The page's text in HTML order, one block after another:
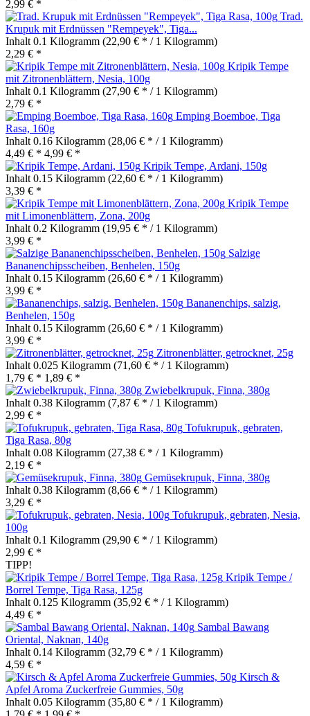
2,99 € *
Trad.
Krupuk mit Erdnüssen "Rempeyek", Tiga...
Inhalt 0.1 Kilogramm (22,90 € * / 1 Kilogramm)
2,29 € *
Kripik Tempe
mit Zitronenblättern, Nesia, 100g
Inhalt 0.1 Kilogramm (27,90 € * / 1 Kilogramm)
2,79 € *
Emping Boemboe, Tiga
Rasa, 160g
Inhalt 0.16 Kilogramm (28,06 € * / 1 Kilogramm)
4,49 € * 4,99 € *
Kripik Tempe, Ardani, 150g
Inhalt 0.15 Kilogramm (22,60 € * / 1 Kilogramm)
3,39 € *
Kripik Tempe
mit Limonenblättern, Zona, 200g
Inhalt 0.2 Kilogramm (19,95 € * / 1 Kilogramm)
3,99 € *
Salzige
Bananenchipsscheiben, Benhelen, 150g
Inhalt 0.15 Kilogramm (26,60 € * / 1 Kilogramm)
3,99 € *
Bananenchips, salzig,
Benhelen, 150g
Inhalt 0.15 Kilogramm (26,60 € * / 1 Kilogramm)
3,99 € *
Zitronenblätter, getrocknet, 25g
Inhalt 0.025 Kilogramm (71,60 € * / 1 Kilogramm)
1,79 € * 1,89 € *
Zwiebelkrupuk, Finna, 380g
Inhalt 0.38 Kilogramm (7,87 € * / 1 Kilogramm)
2,99 € *
Tofukrupuk, gebraten,
Tiga Rasa, 80g
Inhalt 0.08 Kilogramm (27,38 € * / 1 Kilogramm)
2,19 € *
Gemüsekrupuk, Finna, 380g
Inhalt 0.38 Kilogramm (8,66 € * / 1 Kilogramm)
3,29 € *
Tofukrupuk, gebraten, Nesia,
100g
Inhalt 0.1 Kilogramm (29,90 € * / 1 Kilogramm)
2,99 € *
TIPP!
Kripik Tempe /
Borrel Tempe, Tiga Rasa, 125g
Inhalt 0.125 Kilogramm (35,92 € * / 1 Kilogramm)
4,49 € *
Sambal Bawang
Oriental, Naknan, 140g
Inhalt 0.14 Kilogramm (32,79 € * / 1 Kilogramm)
4,59 € *
Kirsch &
Apfel Aroma Zuckerfreie Gummies, 50g
Inhalt 0.05 Kilogramm (35,80 € * / 1 Kilogramm)